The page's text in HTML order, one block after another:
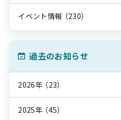
イベント情報 （230）
過去のお知らせ
2026年 （23）
2025年 （45）